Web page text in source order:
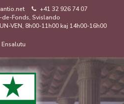
+41 32 926 74 07
de-Fonds, Svislando
VEN, 8h00-11h00 kaj 14h00-16h00
Ensalutu